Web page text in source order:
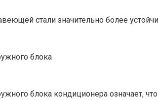
стали значительно более
блока
блока кондиционера означает,